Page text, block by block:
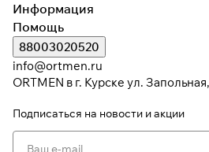
Информация
Помощь
88003020520
info@ortmen.ru
ORTMEN в г. Курске ул.
Подписаться на новости и акции